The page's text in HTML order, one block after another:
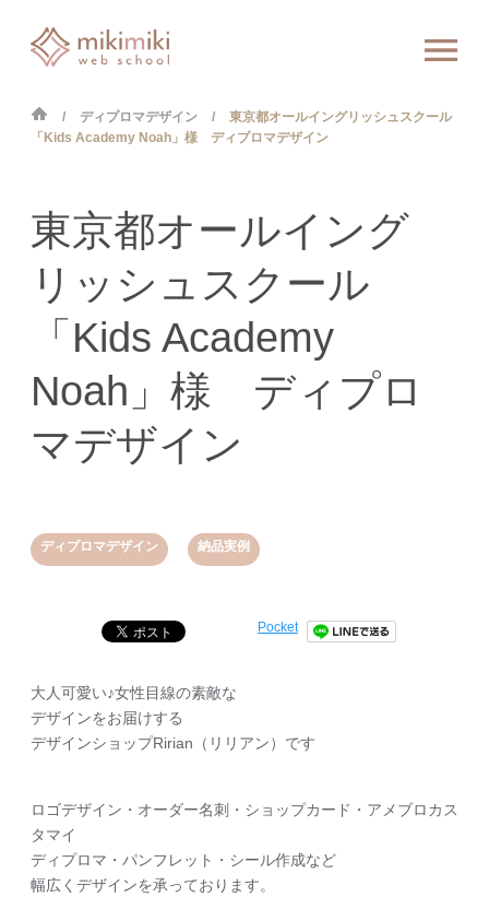
ディプロマデザイン
東京都オールイングリッシュスクール
「Kids Academy Noah」様 ディプロマデザイン
ディプロマデザイン 納品実例
東京都オールイング
リッシュスクール
「Kids Academy
Noah」様 ディプロ
マデザイン
Pocket
大人可愛い♪女性目線の素敵な
デザインをお届けする
デザインショップRirian（リリアン）です
ロゴデザイン・オーダー名刺・ショップカード・アメブロカス
タマイ
ディプロマ・パンフレット・シール作成など
幅広くデザインを承っております。